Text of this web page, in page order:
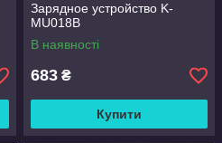
Зарядное устройство K-
MU018B
В наявності
683 ₴
Купити